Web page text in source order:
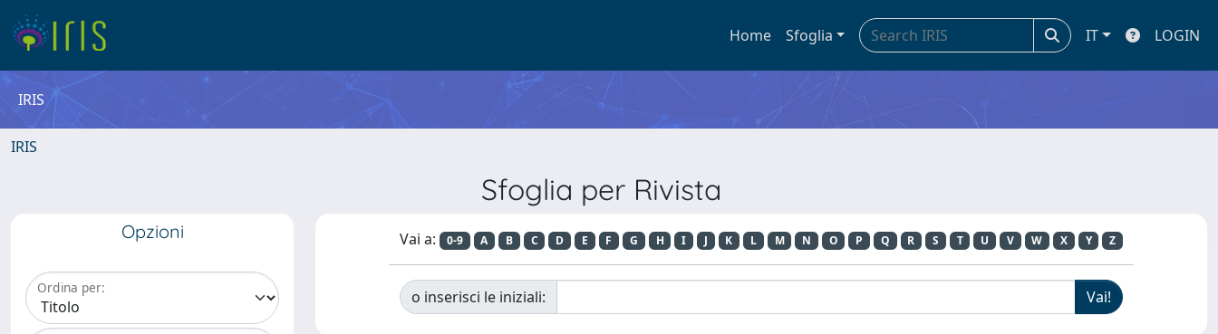
Home Sfoglia IT LOGIN
IRIS
IRIS
Sfoglia per Rivista
Opzioni
Ordina per:
Vai a: 0-9 A B C D E F G H I J K L M N O P Q R S T U V W X Y Z
o inserisci le iniziali: